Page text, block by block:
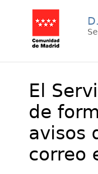
El
de
avisos
correo